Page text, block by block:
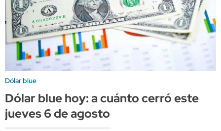
Dólar blue
Dólar blue hoy: a cuánto cerró este
jueves 6 de agosto